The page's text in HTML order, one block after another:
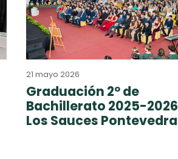
21 mayo 2026
Graduación 2º de
Bachillerato 2025-2026
Los Sauces Pontevedra